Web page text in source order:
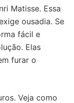
Matisse. Essa
ousadia. Se
fácil e
Elas
furar o
Veja como